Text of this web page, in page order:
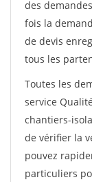
des
fois la
de devis
tous les
Toutes les
service
chantiers-
de vérifier la
pouvez
particuliers